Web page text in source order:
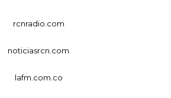
rcnradio.com
noticiasrcn.com
lafm.com.co